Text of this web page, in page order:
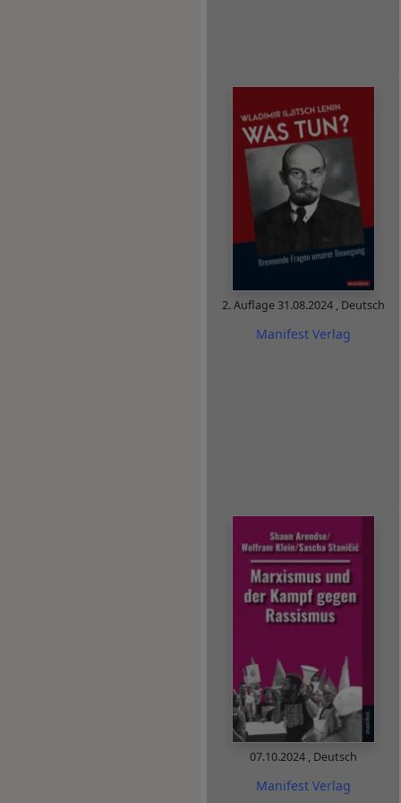
2. Auflage 31.08.2024 , Deutsch
Manifest Verlag
07.10.2024 , Deutsch
Manifest Verlag